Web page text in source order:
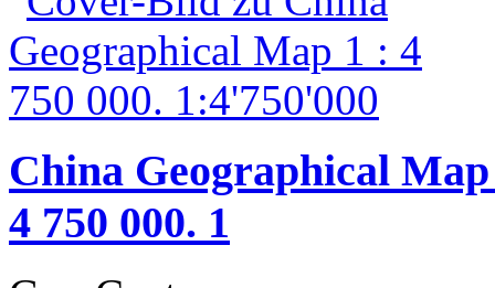
China Geographical
4 750 000. 1